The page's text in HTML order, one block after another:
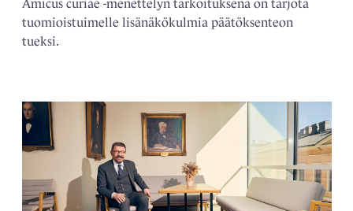
Amicus curiae -menettelyn tarkoituksena on tarjota
tuomioistuimelle lisänäkökulmia päätöksenteon
tueksi.